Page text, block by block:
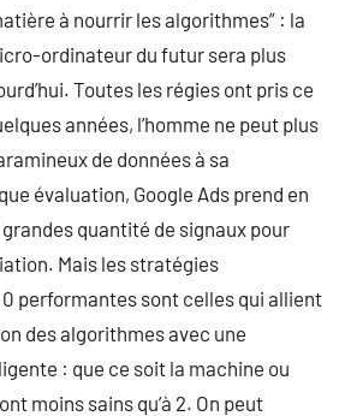
à nourrir les algorithmes” : la
ordinateur du futur sera plus
Toutes les régies ont pris ce
années, l’homme ne peut plus
de données à sa
évaluation, Google Ads prend en
quantité de signaux pour
Mais les stratégies
performantes sont celles qui allient
des algorithmes avec une
: que ce soit la machine ou
moins sains qu’à 2. On peut